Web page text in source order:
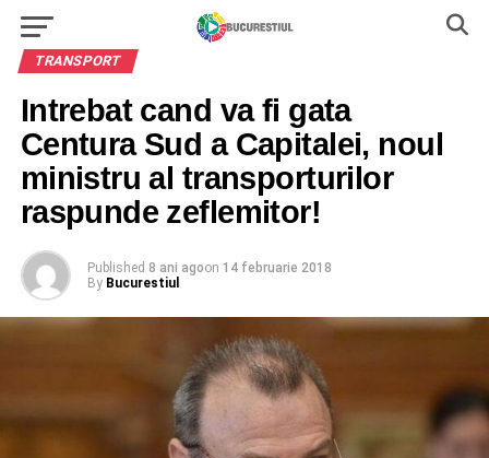
TRANSPORT
Intrebat cand va fi gata
Centura Sud a Capitalei, noul
ministru al transporturilor
raspunde zeflemitor!
Published 8 ani agoon 14 februarie 2018
By Bucurestiul